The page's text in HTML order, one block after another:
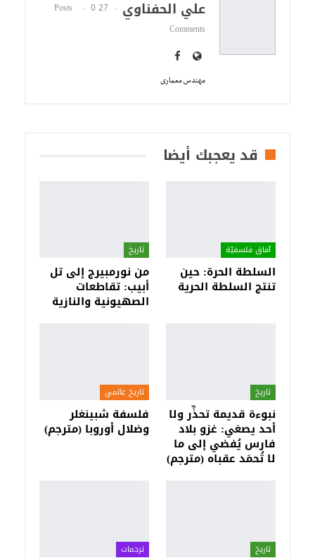
علي الحفناوي 27 Posts
0
Comments
مهندس معمارى
قد يعجبك أيضا
آفاق فلسفيّة‎
السلطة الحرة: حين
تنتج السلطة الحرية
تاريخ
من نورمبيرج إلى تل
أبيب: تقاطعات
الصهيونية والنازية
تاريخ
نبوءة قديمة تحذِّر ولا
أحد يصغي: غزو بلاد
فارس يُفضي إلى ما
لا تُحمَد عقباه (مترجم)
تاريخ عالمي
فلسفة شبينغلر
وضلال أوروبا (مترجم)
تاريخ ترجمات